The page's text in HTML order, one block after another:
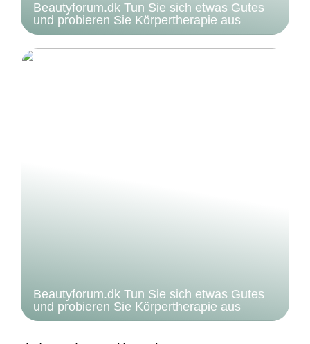
Beautyforum.dk Tun Sie sich etwas Gutes
und probieren Sie Körpertherapie aus
Beautyforum.dk Tun Sie sich etwas Gutes
und probieren Sie Körpertherapie aus